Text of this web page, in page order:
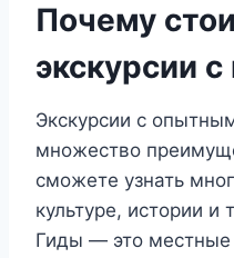
Почему
экскурсии
Экскурсии с
множество
сможете узнать
культуре, истории и
Гиды — это местные